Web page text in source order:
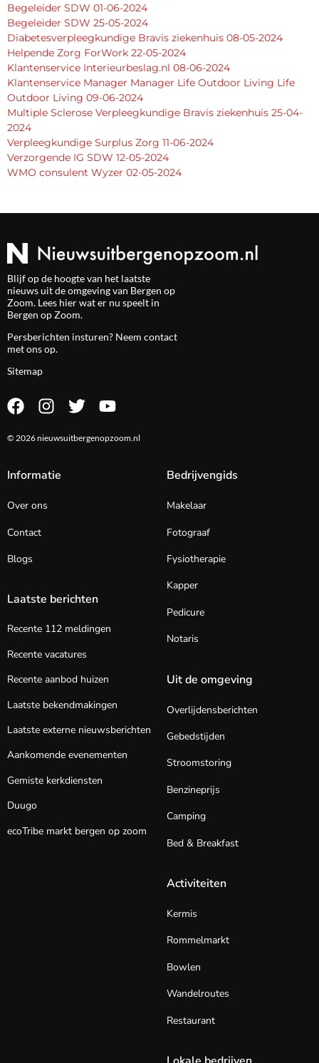
Begeleider SDW 01-06-2024
Begeleider SDW 25-05-2024
Diabetesverpleegkundige Bravis ziekenhuis 08-05-2024
Helpende Zorg ForWork 22-05-2024
Klantenservice Interieurbeslag.nl 08-06-2024
Klantenservice Manager Manager Life Outdoor Living Life
Outdoor Living 09-06-2024
Multiple Sclerose Verpleegkundige Bravis ziekenhuis 25-04-
2024
Verpleegkundige Surplus Zorg 11-06-2024
Verzorgende IG SDW 12-05-2024
WMO consulent Wyzer 02-05-2024
Blijf op de hoogte van het laatste
nieuws uit de omgeving van Bergen op
Zoom. Lees hier wat er nu speelt in
Bergen op Zoom.
Persberichten insturen? Neem contact
met ons op.
Sitemap
© 2026 nieuwsuitbergenopzoom.nl
Informatie
Over ons
Contact
Blogs
Laatste berichten
Recente 112 meldingen
Recente vacatures
Recente aanbod huizen
Laatste bekendmakingen
Laatste externe nieuwsberichten
Aankomende evenementen
Gemiste kerkdiensten
Duugo
ecoTribe markt bergen op zoom
Bedrijvengids
Makelaar
Fotograaf
Fysiotherapie
Kapper
Pedicure
Notaris
Uit de omgeving
Overlijdensberichten
Gebedstijden
Stroomstoring
Benzineprijs
Camping
Bed & Breakfast
Activiteiten
Kermis
Rommelmarkt
Bowlen
Wandelroutes
Restaurant